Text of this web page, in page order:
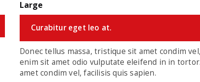
Large
Curabitur eget leo at.
Donec tellus massa, tristique sit amet condim
enim sit amet odio vulputate eleifend in in
amet condim vel, facilisis quis sapien.